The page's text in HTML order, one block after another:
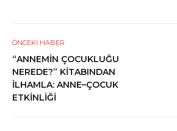
ÖNCEKI HABER
“ANNEMIN ÇOCUKLUĞU
NEREDE?” KITABINDAN
İLHAMLA: ANNE–ÇOCUK
ETKINLIĞI